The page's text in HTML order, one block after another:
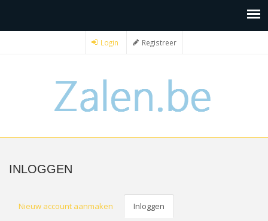
Login Registreer
INLOGGEN
PRIMAIRE
Nieuw account aanmaken Inloggen